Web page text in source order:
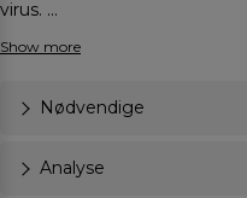
virus. ...
Nødvendige
Analyse